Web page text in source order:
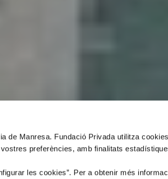
de Manresa. Fundació Privada utilitza cookies
preferències, amb finalitats
les cookies”. Per a obtenir més